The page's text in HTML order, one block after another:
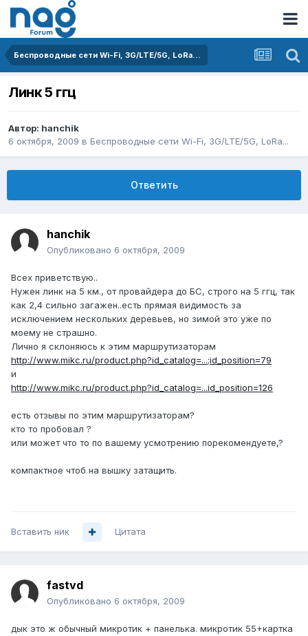
Беспроводные сети Wi-Fi, 3G/LTE/5G, LoRa...
Линк 5 ггц
Автор: hanchik
6 октября, 2009 в Беспроводные сети Wi-Fi, 3G/LTE/5G, LoRa...
Ответить
hanchik
Опубликовано 6 октября, 2009
Всех приветствую..
Нужен линк на 5 км., от провайдера до БС, строго на 5 ггц, так
как 2,4 сильно загажен..есть прямая видимость за
исключением нескольких деревьев, но зимой это уже по
моему не страшно.
Лично я склоняюсь к этим маршрутизаторам
http://www.mikc.ru/product.php?id_catalog=...;id_position=79
и
http://www.mikc.ru/product.php?id_catalog=...id_position=126
есть отзывы по этим маршрутизаторам?
кто то пробовал ?
или может что то по вашему усмотрению порекомендуете,?
компактное чтоб на вышку затащить.
Вставить ник Цитата
fastvd
Опубликовано 6 октября, 2009
дык это ж обычный микротик + панелька. микротик 55+картка